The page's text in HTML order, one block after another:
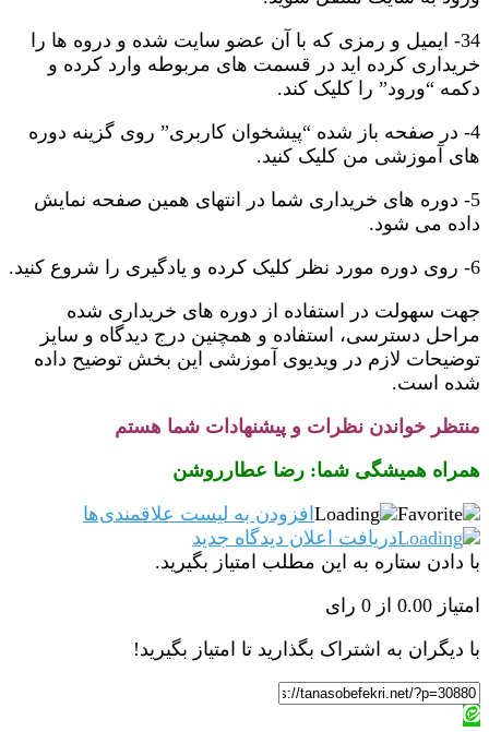
34- ایمیل و رمزی که با آن عضو سایت شده و دروه ها را
خریداری کرده اید در قسمت های مربوطه وارد کرده و
دکمه “ورود” را کلیک کند.
4- در صفحه باز شده “پیشخوان کاربری” روی گزینه دوره
های آموزشی من کلیک کنید.
5- دوره های خریداری شما در انتهای همین صفحه نمایش
داده می شود.
6- روی دوره مورد نظر کلیک کرده و یادگیری را شروع کنید.
جهت سهولت در استفاده از دوره های خریداری شده
مراحل دسترسی، استفاده و همچنین درج دیدگاه و سایز
توضیحات لازم در ویدیوی آموزشی این بخش توضیح داده
شده است.
منتظر خواندن نظرات و پیشنهادات شما هستم
همراه همیشگی شما: رضا عطارروشن
افزودن به لیست علاقمندی‌ها
دریافت اعلان دیدگاه‌ جدید
با دادن ستاره به این مطلب امتیاز بگیرید.
امتیاز 0.00 از 0 رای
با دیگران به اشتراک بگذارید تا امتیاز بگیرید!